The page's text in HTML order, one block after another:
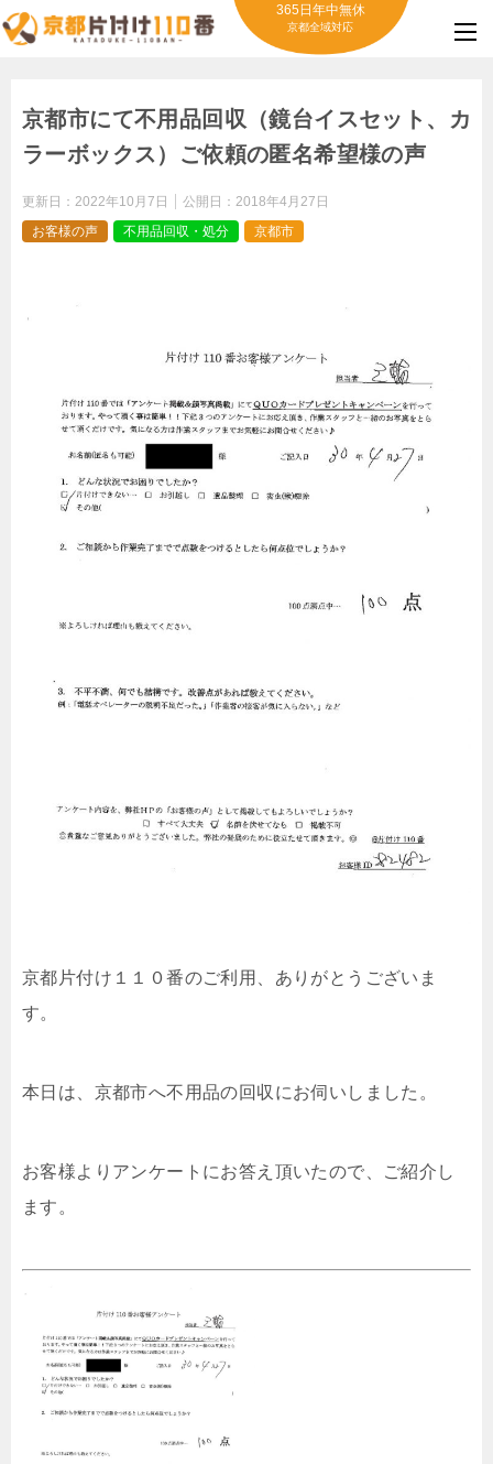
365日年中無休
京都全域対応
京都市にて不用品回収（鏡台イスセット、カ
ラーボックス）ご依頼の匿名希望様の声
更新日： 2022年10月7日 公開日： 2018年4月27日
お客様の声
不用品回収・処分 京都市
京都片付け１１０番のご利用、ありがとうございま
す。
本日は、京都市へ不用品の回収にお伺いしました。
お客様よりアンケートにお答え頂いたので、ご紹介し
ます。